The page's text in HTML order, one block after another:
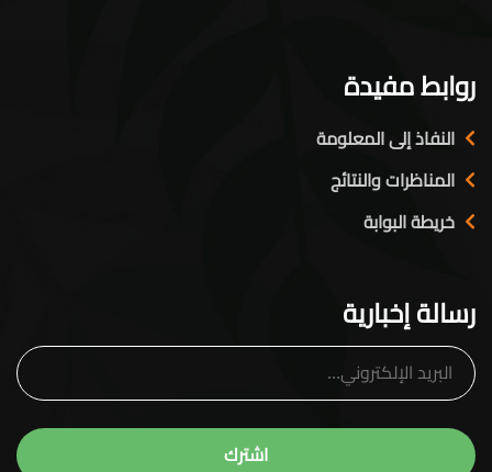
روابط مفيدة
النفاذ إلى المعلومة
المناظرات والنتائج
خريطة البوابة
رسالة إخبارية